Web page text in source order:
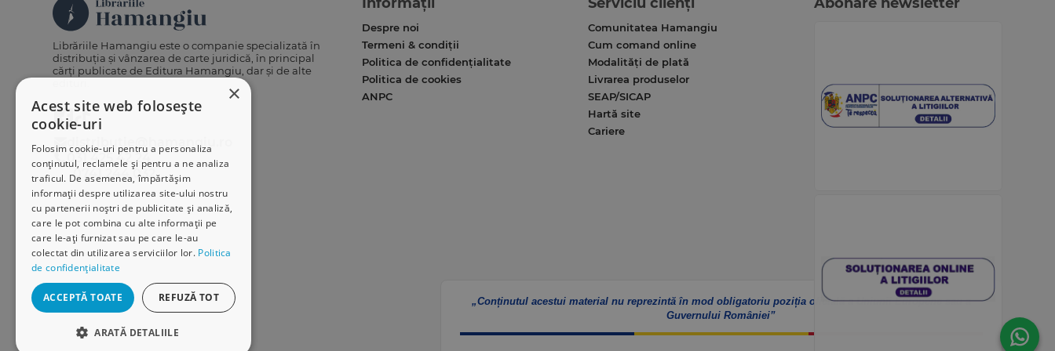
×
Acest site web folosește
cookie-uri
Folosim cookie-uri pentru a personaliza
conținutul, reclamele și pentru a ne analiza
traficul. De asemenea, împărtășim
informații despre utilizarea site-ului nostru
cu partenerii noștri de publicitate și analiză,
care le pot combina cu alte informații pe
care le-ați furnizat sau pe care le-au
colectat din utilizarea serviciilor lor. Politica
de confidențialitate
ACCEPTĂ TOATE REFUZĂ TOT
ARATĂ DETALIILE
Librăriile Hamangiu este o companie specializată în
distribuția și vânzarea de carte juridică, în principal
cărți publicate de Editura Hamangiu, dar și de alte
distributie@hamangiu.ro
031 425 42 24
0741 244 032
Despre noi
Termeni & condiții
Politica de confidențialitate
Politica de cookies
ANPC
Comunitatea Hamangiu
Cum comand online
Modalități de plată
Livrarea produselor
SEAP/SICAP
Hartă site
Cariere
„Conținutul acestui material nu reprezintă în mod obligatoriu poziția oficială a Uniunii Europene sau a
Guvernului României”